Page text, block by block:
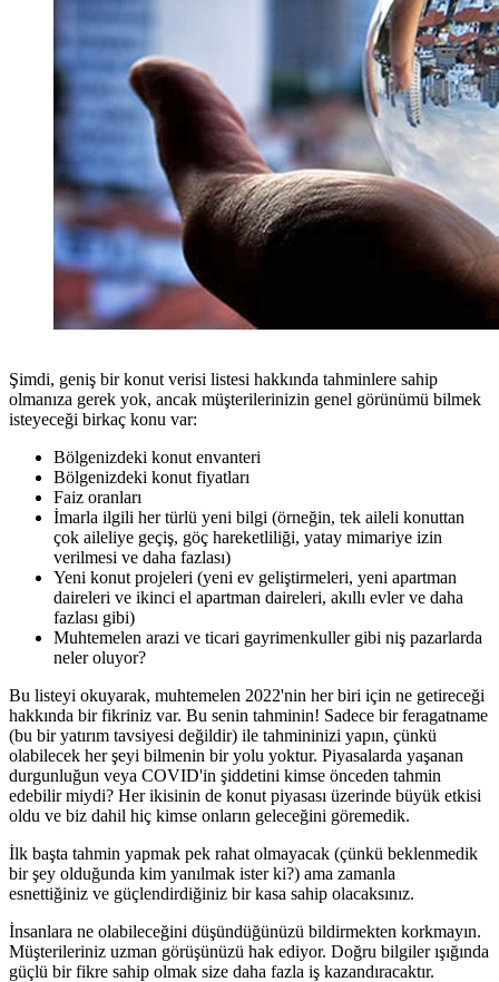
Şimdi, geniş bir konut verisi listesi hakkında tahminlere sahip
olmanıza gerek yok, ancak müşterilerinizin genel görünümü bilmek
isteyeceği birkaç konu var:
Bölgenizdeki konut envanteri
Bölgenizdeki konut fiyatları
Faiz oranları
İmarla ilgili her türlü yeni bilgi (örneğin, tek aileli konuttan
çok aileliye geçiş, göç hareketliliği, yatay mimariye izin
verilmesi ve daha fazlası)
Yeni konut projeleri (yeni ev geliştirmeleri, yeni apartman
daireleri ve ikinci el apartman daireleri, akıllı evler ve daha
fazlası gibi)
Muhtemelen arazi ve ticari gayrimenkuller gibi niş pazarlarda
neler oluyor?
Bu listeyi okuyarak, muhtemelen 2022'nin her biri için ne getireceği
hakkında bir fikriniz var. Bu senin tahminin! Sadece bir feragatname
(bu bir yatırım tavsiyesi değildir) ile tahmininizi yapın, çünkü
olabilecek her şeyi bilmenin bir yolu yoktur. Piyasalarda yaşanan
durgunluğun veya COVID'in şiddetini kimse önceden tahmin
edebilir miydi? Her ikisinin de konut piyasası üzerinde büyük etkisi
oldu ve biz dahil hiç kimse onların geleceğini göremedik.
İlk başta tahmin yapmak pek rahat olmayacak (çünkü beklenmedik
bir şey olduğunda kim yanılmak ister ki?) ama zamanla
esnettiğiniz ve güçlendirdiğiniz bir kasa sahip olacaksınız.
İnsanlara ne olabileceğini düşündüğünüzü bildirmekten korkmayın.
Müşterileriniz uzman görüşünüzü hak ediyor. Doğru bilgiler ışığında
güçlü bir fikre sahip olmak size daha fazla iş kazandıracaktır.